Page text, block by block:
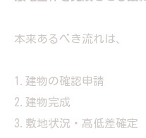
本来あるべき流れは、
1.建物の確認申請
2.建物完成
3.敷地状況・高低差確定